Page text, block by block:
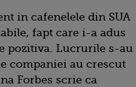
in cafenelele din SUA
fapt care i-a adus
pozitiva. Lucrurile s-au
companiei au crescut
Forbes scrie ca